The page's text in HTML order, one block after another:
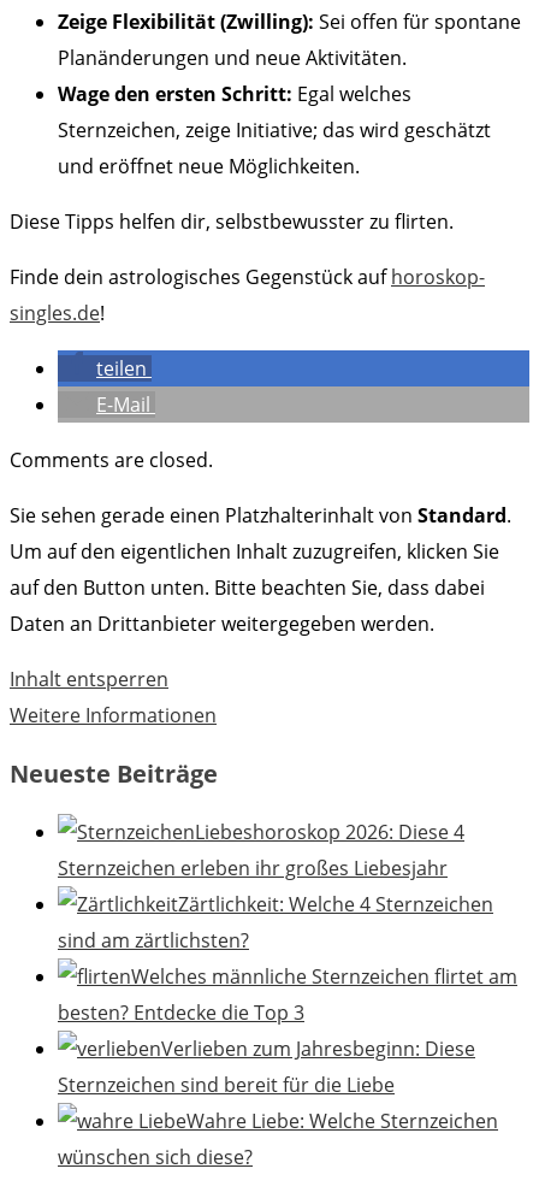
Zeige Flexibilität (Zwilling): Sei offen für spontane
Planänderungen und neue Aktivitäten.
Wage den ersten Schritt: Egal welches
Sternzeichen, zeige Initiative; das wird geschätzt
und eröffnet neue Möglichkeiten.
Diese Tipps helfen dir, selbstbewusster zu flirten.
Finde dein astrologisches Gegenstück aufhoroskop-
singles.de!
teilen
E-Mail
Comments are closed.
Sie sehen gerade einen Platzhalterinhalt von Standard.
Um auf den eigentlichen Inhalt zuzugreifen, klicken Sie
auf den Button unten. Bitte beachten Sie, dass dabei
Daten an Drittanbieter weitergegeben werden.
Inhalt entsperren
Weitere Informationen
Neueste Beiträge
Liebeshoroskop 2026: Diese 4
Sternzeichen erleben ihr großes Liebesjahr
Zärtlichkeit: Welche 4 Sternzeichen
sind am zärtlichsten?
Welches männliche Sternzeichen flirtet am
besten? Entdecke die Top 3
Verlieben zum Jahresbeginn: Diese
Sternzeichen sind bereit für die Liebe
Wahre Liebe: Welche Sternzeichen
wünschen sich diese?